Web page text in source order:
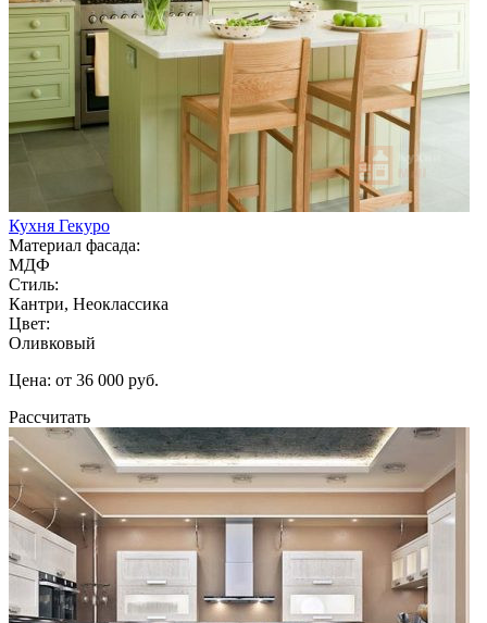
Кухня Гекуро
Материал фасада:
МДФ
Стиль:
Кантри, Неоклассика
Цвет:
Оливковый
Цена: от 36 000 руб.
Рассчитать